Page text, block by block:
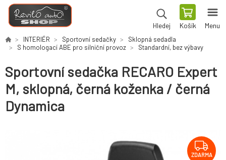
Hledej Košík Menu
INTERIÉR Sportovní sedačky
Sklopná sedadla
S homologací ABE pro silniční provoz
Standardní, bez výbavy
Sportovní sedačka RECARO Expert
M, sklopná, černá koženka / černá
Dynamica
ZDARMA